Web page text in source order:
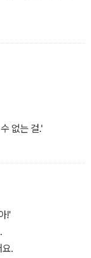
를 그린다.
까망이. 그런 까망
궁금하다. 이번에
크레파스 친구들
건물을 세운다. 그리
달려달라고 부탁
일을 꼭 해야한다.
있다는 것을 까망
다 자칫하면 부러질
을 가진다.
없는 걸.'
!'
.